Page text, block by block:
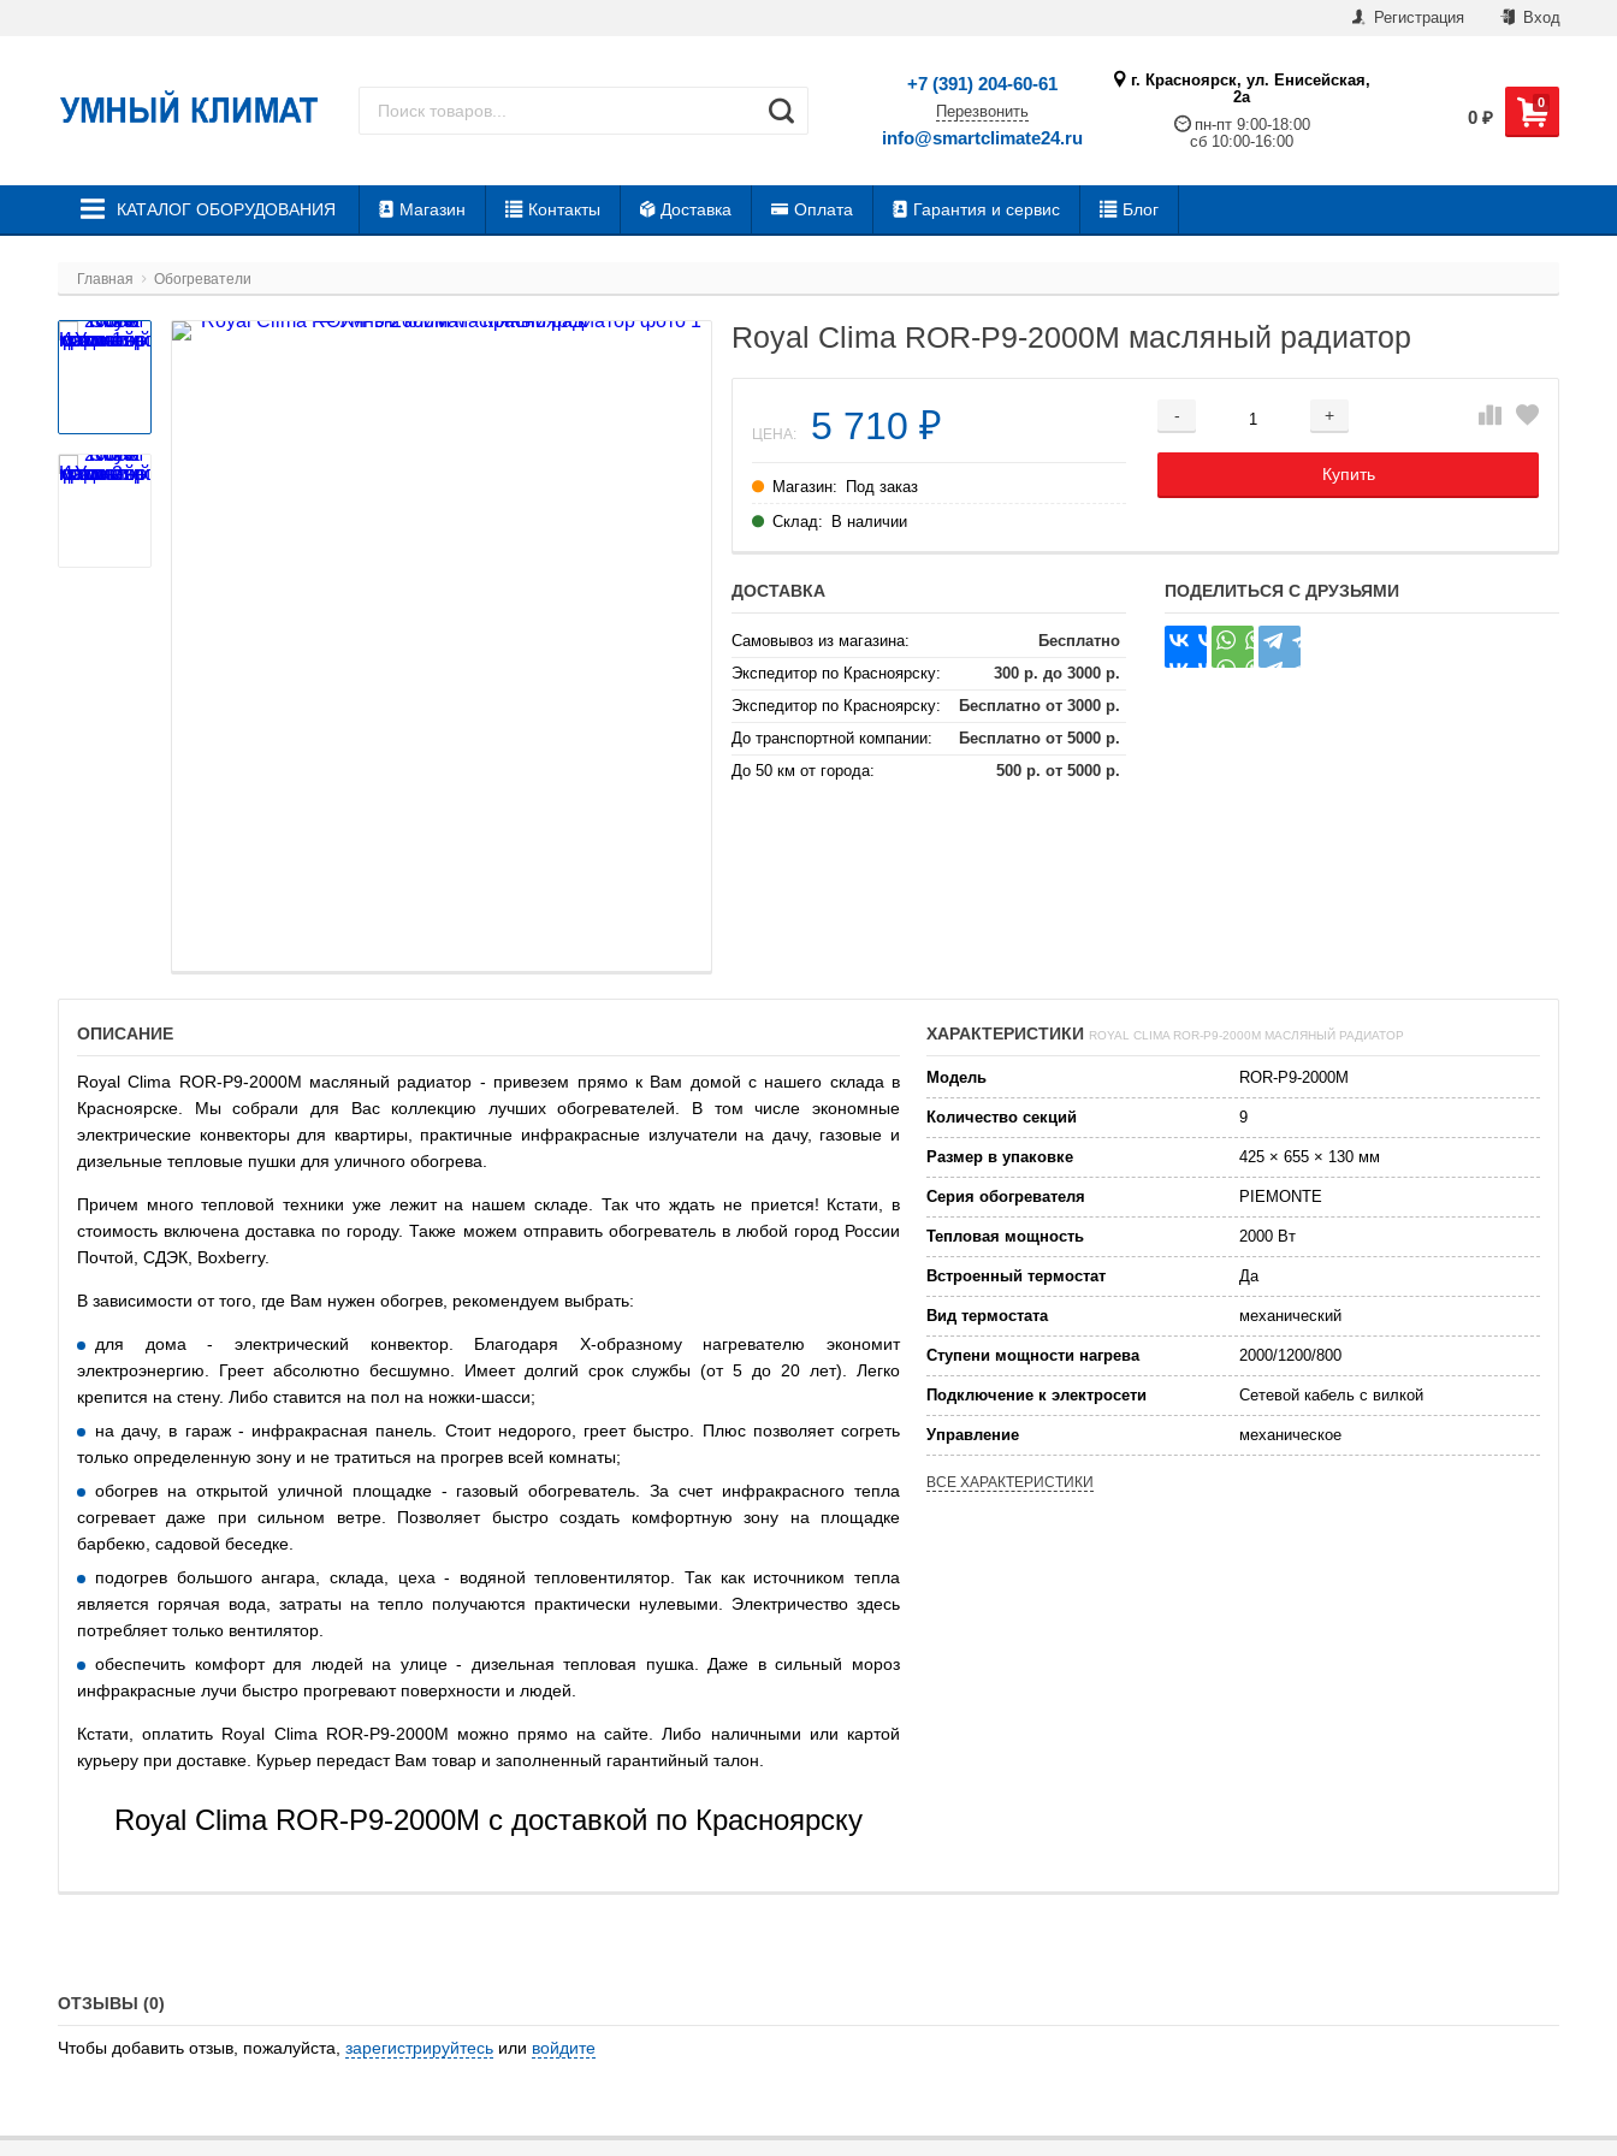
Регистрация Вход
+7 (391) 204-60-61
Перезвонить
info@smartclimate24.ru
г. Красноярск, ул. Енисейская,
2а
пн-пт 9:00-18:00
сб 10:00-16:00
0
0 ₽
КАТАЛОГ ОБОРУДОВАНИЯ Магазин Контакты Доставка Оплата Гарантия и сервис Блог
Главная Обогреватели
Royal Clima ROR-P9-2000M масляный радиатор
- +
Добавляется...
Купить
Добавлен
ЦЕНА: 5 710 ₽
Магазин:
Под заказ
Склад:
В наличии
ДОСТАВКА
Самовывоз из магазина:
Бесплатно
Экспедитор по Красноярску:
300 р. до 3000 р.
Экспедитор по Красноярску:
Бесплатно от 3000 р.
До транспортной компании:
Бесплатно от 5000 р.
До 50 км от города:
500 р. от 5000 р.
ПОДЕЛИТЬСЯ С ДРУЗЬЯМИ
ХАРАКТЕРИСТИКИ ROYAL CLIMA ROR-P9-2000M МАСЛЯНЫЙ РАДИАТОР
Модель ROR-P9-2000M
Количество секций 9
Размер в упаковке 425 × 655 × 130 мм
Серия обогревателя PIEMONTE
Тепловая мощность 2000 Вт
Встроенный термостат Да
Вид термостата механический
Ступени мощности нагрева 2000/1200/800
Подключение к электросети Сетевой кабель с вилкой
Управление механическое
ВСЕ ХАРАКТЕРИСТИКИ
ОПИСАНИЕ
Royal Clima ROR-P9-2000M масляный радиатор - привезем прямо к Вам домой с нашего склада в
Красноярске. Мы собрали для Вас коллекцию лучших обогревателей. В том числе экономные
электрические конвекторы для квартиры, практичные инфракрасные излучатели на дачу, газовые и
дизельные тепловые пушки для уличного обогрева.
Причем много тепловой техники уже лежит на нашем складе. Так что ждать не приется! Кстати, в
стоимость включена доставка по городу. Также можем отправить обогреватель в любой город России
Почтой, СДЭК, Boxberry.
В зависимости от того, где Вам нужен обогрев, рекомендуем выбрать:
для дома - электрический конвектор. Благодаря Х-образному нагревателю экономит
электроэнергию. Греет абсолютно бесшумно. Имеет долгий срок службы (от 5 до 20 лет). Легко
крепится на стену. Либо ставится на пол на ножки-шасси;
на дачу, в гараж - инфракрасная панель. Стоит недорого, греет быстро. Плюс позволяет согреть
только определенную зону и не тратиться на прогрев всей комнаты;
обогрев на открытой уличной площадке - газовый обогреватель. За счет инфракрасного тепла
согревает даже при сильном ветре. Позволяет быстро создать комфортную зону на площадке
барбекю, садовой беседке.
подогрев большого ангара, склада, цеха - водяной тепловентилятор. Так как источником тепла
является горячая вода, затраты на тепло получаются практически нулевыми. Электричество здесь
потребляет только вентилятор.
обеспечить комфорт для людей на улице - дизельная тепловая пушка. Даже в сильный мороз
инфракрасные лучи быстро прогревают поверхности и людей.
Кстати, оплатить Royal Clima ROR-P9-2000M можно прямо на сайте. Либо наличными или картой
курьеру при доставке. Курьер передаст Вам товар и заполненный гарантийный талон.
Royal Clima ROR-P9-2000M с доставкой по Красноярску
ОТЗЫВЫ (0)
Чтобы добавить отзыв, пожалуйста, зарегистрируйтесь или войдите